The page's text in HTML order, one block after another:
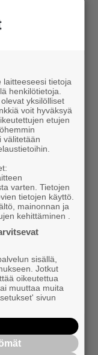
päässäMinne:
yrityskummit,
kyse
laitteeseesi tietoja
henkilötietoja.
yksilölliset
voit hyväksyä
etujen
välitetään
varten. Tietojen
tietojen käyttö.
mainonnan ja
kehittäminen .
sisällä,
Jotkut
oikeutettua
muuttaa muita
sivun